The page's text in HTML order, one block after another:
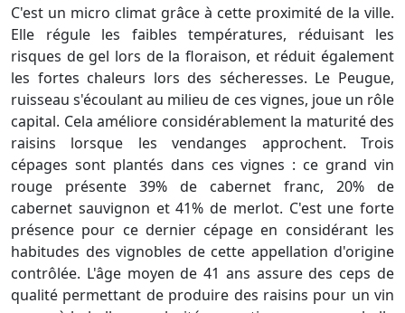
C'est un micro climat grâce à cette proximité de la ville.
Elle régule les faibles températures, réduisant les
risques de gel lors de la floraison, et réduit également
les fortes chaleurs lors des sécheresses. Le Peugue,
ruisseau s'écoulant au milieu de ces vignes, joue un rôle
capital. Cela améliore considérablement la maturité des
raisins lorsque les vendanges approchent. Trois
cépages sont plantés dans ces vignes : ce grand vin
rouge présente 39% de cabernet franc, 20% de
cabernet sauvignon et 41% de merlot. C'est une forte
présence pour ce dernier cépage en considérant les
habitudes des vignobles de cette appellation d'origine
contrôlée. L'âge moyen de 41 ans assure des ceps de
qualité permettant de produire des raisins pour un vin